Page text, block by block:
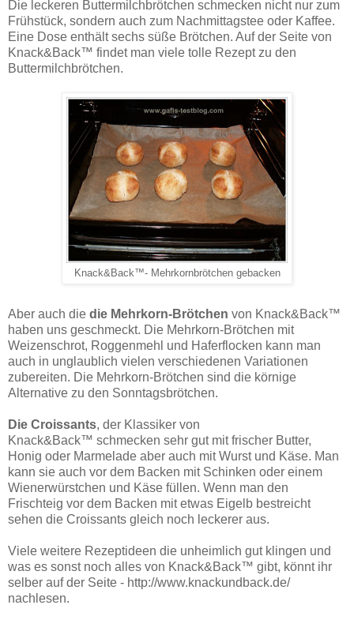
Die leckeren Buttermilchbrötchen schmecken nicht nur zum
Frühstück, sondern auch zum Nachmittagstee oder Kaffee.
Eine Dose enthält sechs süße Brötchen. Auf der Seite von
Knack&Back™ findet man viele tolle Rezept zu den
Buttermilchbrötchen.
Knack&Back™- Mehrkornbrötchen gebacken
Aber auch die die Mehrkorn-Brötchen von Knack&Back™
haben uns geschmeckt. Die Mehrkorn-Brötchen mit
Weizenschrot, Roggenmehl und Haferflocken kann man
auch in unglaublich vielen verschiedenen Variationen
zubereiten. Die Mehrkorn-Brötchen sind die körnige
Alternative zu den Sonntagsbrötchen.
Die Croissants, der Klassiker von
Knack&Back™ schmecken sehr gut mit frischer Butter,
Honig oder Marmelade aber auch mit Wurst und Käse. Man
kann sie auch vor dem Backen mit Schinken oder einem
Wienerwürstchen und Käse füllen. Wenn man den
Frischteig vor dem Backen mit etwas Eigelb bestreicht
sehen die Croissants gleich noch leckerer aus.
Viele weitere Rezeptideen die unheimlich gut klingen und
was es sonst noch alles von Knack&Back™ gibt, könnt ihr
selber auf der Seite - http://www.knackundback.de/
nachlesen.